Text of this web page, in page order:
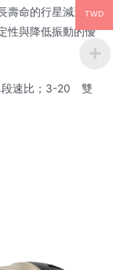
命的行星減速
性與降低振動的優
段速比；3-20 雙
TWD